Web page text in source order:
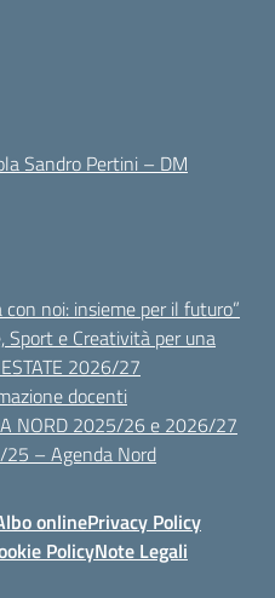
Sandro Pertini – DM
noi: insieme per il futuro”
Sport e Creatività per una
2026/27
docenti
NORD 2025/26 e 2026/27
– Agenda Nord
onlinePrivacy Policy
PolicyNote Legali